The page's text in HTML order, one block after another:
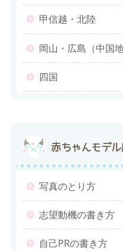
甲信越・北陸
岡山・広島（中国地
四国
赤ちゃんモデ
写真のとり方
志望動機の書き方
自己PRの書き方